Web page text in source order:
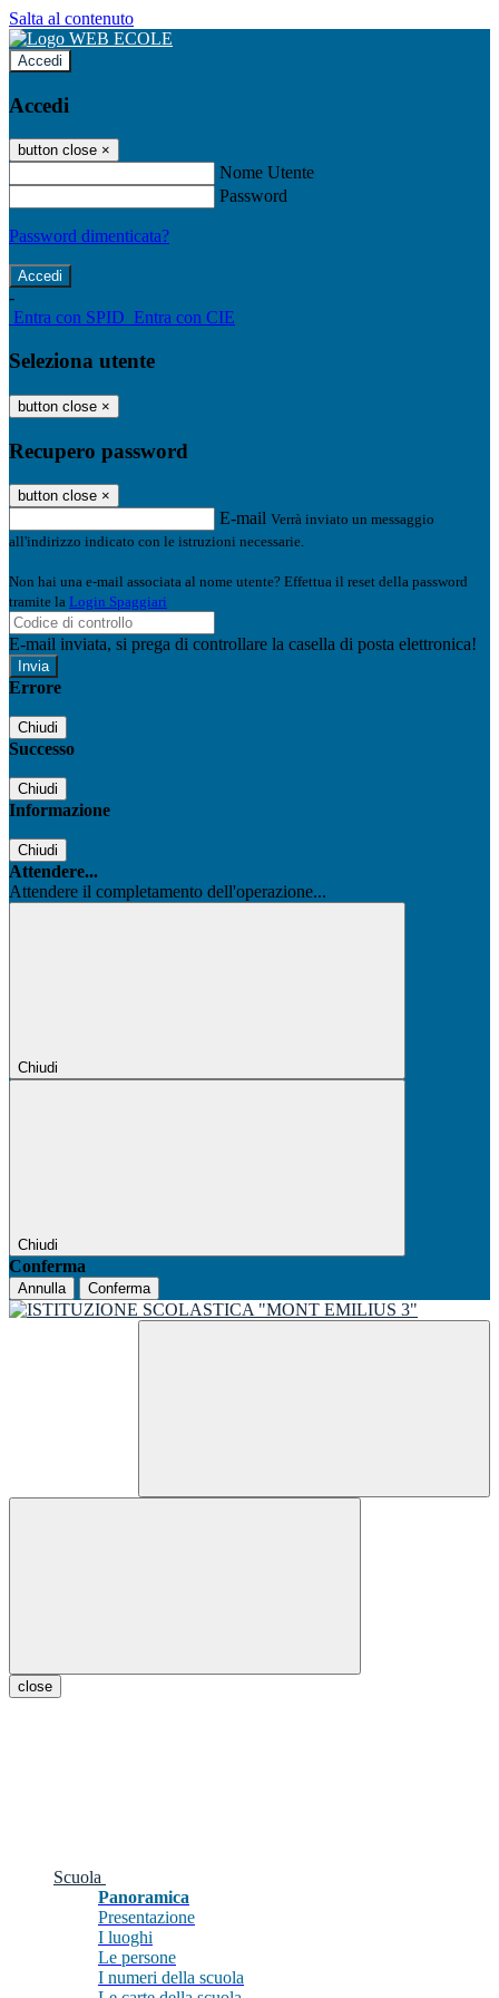
Salta al contenuto
Accedi
Accedi
button close ×
Nome Utente
Password
Password dimenticata?
-
Entra con SPID Entra con CIE
Seleziona utente
button close ×
Recupero password
button close ×
E-mail Verrà inviato un messaggio
all'indirizzo indicato con le istruzioni necessarie.
Non hai una e-mail associata al nome utente? Effettua il reset della password
tramite la Login Spaggiari
E-mail inviata, si prega di controllare la casella di posta elettronica!
Errore
Chiudi
Successo
Chiudi
Informazione
Chiudi
Attendere...
Attendere il completamento dell'operazione...
Chiudi
Chiudi
Conferma
Annulla Conferma
close
Scuola
Panoramica
Presentazione
I luoghi
Le persone
I numeri della scuola